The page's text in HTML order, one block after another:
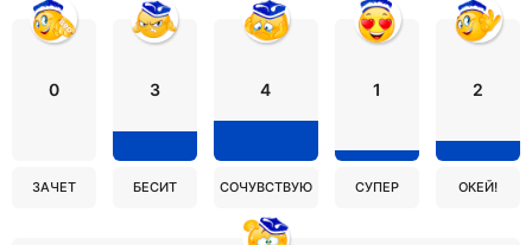
0
ЗАЧЕТ
3
БЕСИТ
4
СОЧУВСТВУЮ
1
СУПЕР
2
ОКЕЙ!